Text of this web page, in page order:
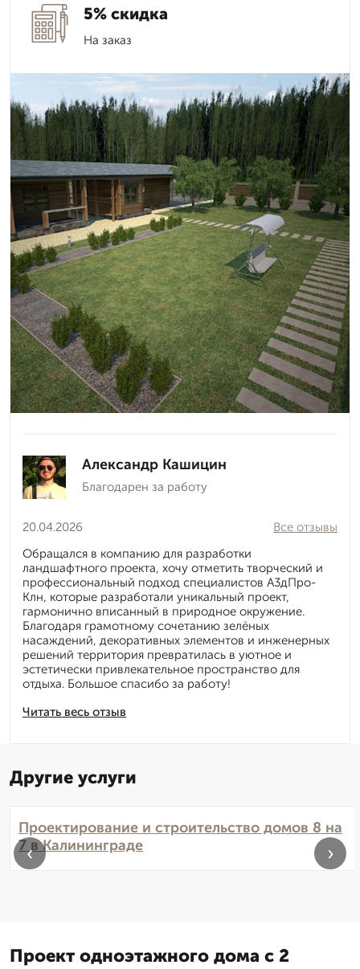
5% скидка
На заказ
Александр Кашицин
Благодарен за работу
20.04.2026
Читать весь отзыв
Все отзывы
Обращался в компанию для разработки
ландшафтного проекта, хочу отметить творческий и
профессиональный подход специалистов А3дПро-
Клн, которые разработали уникальный проект,
гармонично вписанный в природное окружение.
Благодаря грамотному сочетанию зелёных
насаждений, декоративных элементов и инженерных
решений территория превратилась в уютное и
эстетически привлекательное пространство для
отдыха. Большое спасибо за работу!
Другие услуги
Проектирование и строительство домов 8 на
7 в Калининграде
‹ ›
Проект одноэтажного дома с 2